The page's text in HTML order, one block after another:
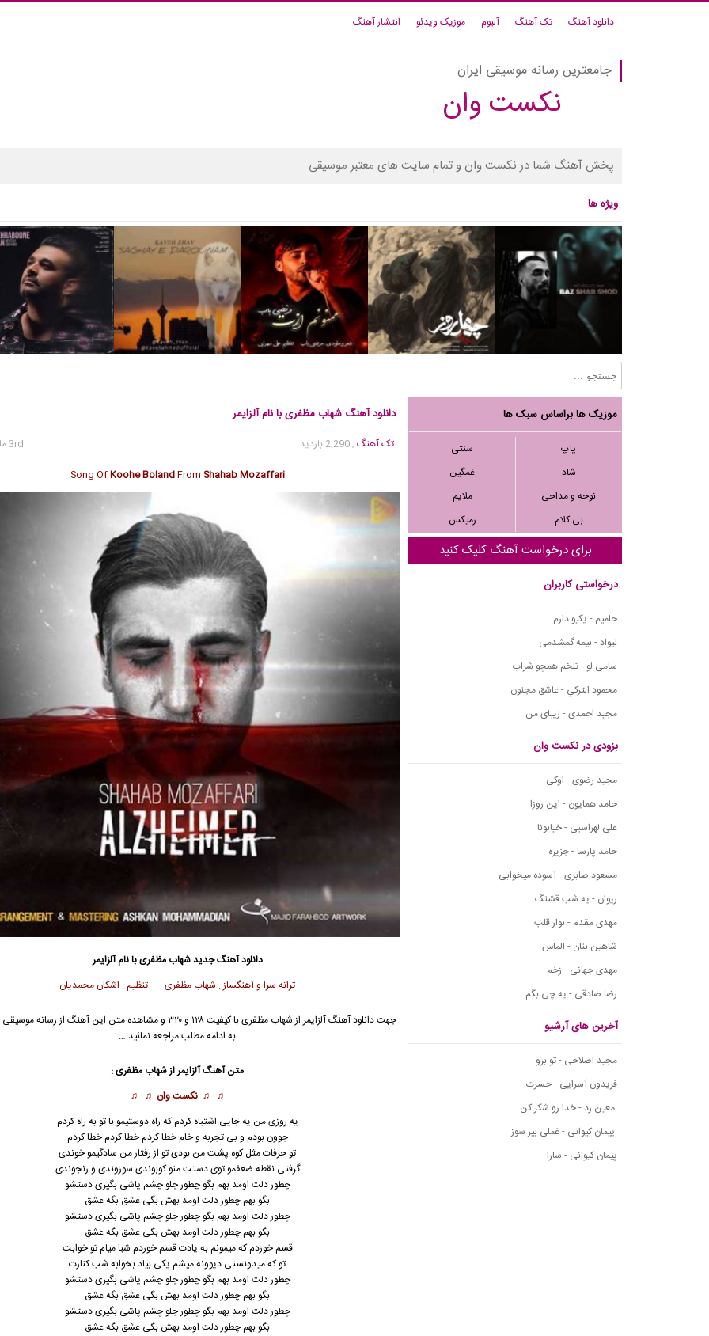
دانلود آهنگ تک آهنگ آلبوم موزیک ویدئو انتشار آهنگ
جامعترین رسانه موسیقی ایران
نکست وان
پخش آهنگ شما در نکست وان و تمام سایت های معتبر موسیقی
ویژه ها
موزیک ها براساس سبک ها
پاپ
سنتی
شاد
غمگین
نوحه و مداحی
ملایم
بی کلام
رمیکس
برای درخواست آهنگ کلیک کنید
درخواستی کاربران
حامیم - یکیو دارم
نیواد - نیمه گمشدمی
سامی لو - تلخم همچو شراب
محمود التركي - عاشق مجنون
مجید احمدی - زیبای من
بزودی در نکست وان
مجید رضوی - اوکی
حامد همایون - این روزا
علی لهراسبی - خیابونا
حامد پارسا - جزیره
مسعود صابری - آسوده میخوابی
ریوان - یه شب قشنگ
مهدی مقدم - نوار قلب
شاهین بنان - الماس
مهدی جهانی - زخم
رضا صادقی - یه چی بگم
آخرین های آرشیو
مجید اصلاحی - تو برو
فریدون آسرایی - حسرت
معین زد - خدا رو شکر کن
پیمان کیوانی - غملی بیر سوز
پیمان کیوانی - سارا
دانلود آهنگ شهاب مظفری با نام آلزایمر
تک آهنگ, 2,290 بازدید
3rd مارس 2023
Song OfKoohe BolandFrom Shahab Mozaffari
دانلود آهنگ جدیدشهاب مظفریبا نام آلزایمر
ترانه سرا و آهنگساز : شهاب مظفری تنظیم : اشکان محمدیان
جهت دانلود آهنگ آلزایمر از شهاب مظفری
با کیفیت ۱۲۸ و ۳۲۰ و مشاهده متن این آهنگ از رسانه
به ادامه مطلب مراجعه نمائید …
متن آهنگ آلزایمر ازشهاب مظفری:
♫ ♫ نکست وان ♫ ♫
یه روزی من یه جایی اشتباه کردم که راه دوستیمو با تو به راه کردم
جوون بودم و بی تجربه و خام خطا کردم خطا کردم خطا کردم
تو حرفات مثل کوه پشت من بودی تو از رفتار من سادگیمو خوندی
گرفتی نقطه ضعفمو توی دستت منو کوبوندی سوزوندی و رنجوندی
چطور دلت اومد بهم بگو چطور جلو چشم پاشی بگیری دستشو
بگو بهم چطور دلت اومد بهش بگی عشق بگه عشق
چطور دلت اومد بهم بگو چطور جلو چشم پاشی بگیری دستشو
بگو بهم چطور دلت اومد بهش بگی عشق بگه عشق
قسم خوردم که میمونم به یادت قسم خوردم شبا میام تو خوابت
تو که میدونستی دیوونه میشم یکی بیاد بخوابه شب کنارت
چطور دلت اومد بهم بگو چطور جلو چشم پاشی بگیری دستشو
بگو بهم چطور دلت اومد بهش بگی عشق بگه عشق
چطور دلت اومد بهم بگو چطور جلو چشم پاشی بگیری دستشو
بگو بهم چطور دلت اومد بهش بگی عشق بگه عشق